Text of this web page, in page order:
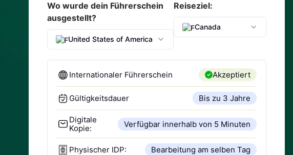
Wo wurde dein Führerschein
ausgestellt?
United States of America
Reiseziel:
Canada
Internationaler Führerschein Akzeptiert
Gültigkeitsdauer Bis zu 3 Jahre
Digitale
Kopie:
Verfügbar innerhalb von 5 Minuten
Physischer IDP: Bearbeitung am selben Tag